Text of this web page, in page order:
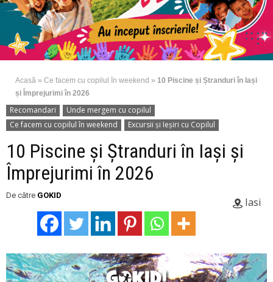
Acasă » Ce facem cu copilul în weekend » 10 Piscine și Ștranduri în Iași
și Împrejurimi în 2026
Recomandari
Unde mergem cu copilul
Ce facem cu copilul în weekend
Excursii şi Ieşiri cu Copilul
10 Piscine și Ștranduri în Iași și
Împrejurimi în 2026
Iasi
De către GOKID